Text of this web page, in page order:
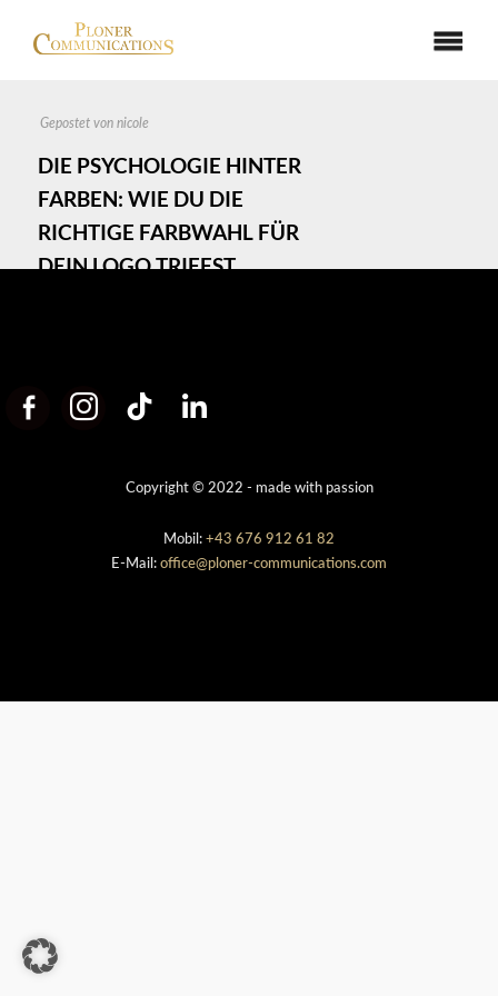
DIE PSYCHOLOGIE HINTER
FARBEN: WIE DU DIE
RICHTIGE FARBWAHL FÜR
DEIN LOGO TRIFFST
Gepostet von nicole
Copyright © 2022 - made with passion
Mobil:+43 676 912 61 82
E-Mail:office@ploner-communications.com